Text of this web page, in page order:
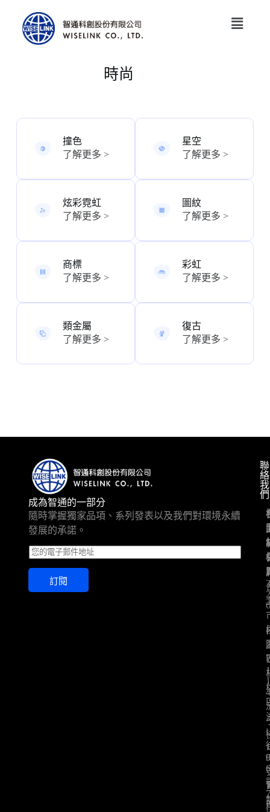
時尚
撞色​
了解更多 >
星空
了解更多 >
炫彩霓虹
了解更多 >
圖紋
了解更多 >
商標
了解更多 >
彩虹
了解更多 >
類金屬
了解更多 >
復古
了解更多 >
成為智通的一部分
隨時掌握獨家品項、系列發表以及我們對環境永續
發展的承諾。
E
m
a
l
訂閱
聯
絡
我
們